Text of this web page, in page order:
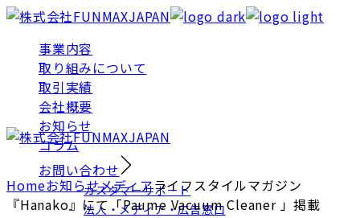
Skip
content
事業内容
取り組みについて
取引実績
会社概要
お知らせ
コラム
お問い合わせ
カスタマーサポート
法人・メディア・広告窓口
Homeお知らせメディアライフスタイルマガジン
『Hanako』にて「Paume Vacuum Cleaner 」掲載